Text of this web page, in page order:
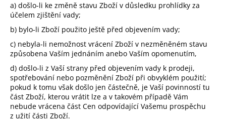
a) došlo-li ke změně stavu Zboží v důsledku prohlídky za
účelem zjištění vady;
b) bylo-li Zboží použito ještě před objevením vady;
c) nebyla-li nemožnost vrácení Zboží v nezměněném stavu
způsobena Vaším jednáním anebo Vaším opomenutím,
d) došlo-li z Vaší strany před objevením vady k prodeji,
spotřebování nebo pozměnění Zboží při obvyklém použití;
pokud k tomu však došlo jen částečně, je Vaší povinností tu
část Zboží, kterou vrátit lze a v takovém případě Vám
nebude vrácena část Cen odpovídající Vašemu prospěchu
z užití části Zboží.